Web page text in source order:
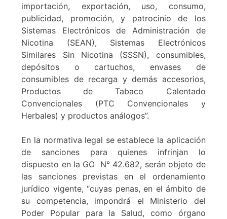
importación, exportación, uso, consumo,
publicidad, promoción, y patrocinio de los
Sistemas Electrónicos de Administración de
Nicotina (SEAN), Sistemas Electrónicos
Similares Sin Nicotina (SSSN), consumibles,
depósitos o cartuchos, envases de
consumibles de recarga y demás accesorios,
Productos de Tabaco Calentado
Convencionales (PTC Convencionales y
Herbales) y productos análogos”.
En la normativa legal se establece la aplicación
de sanciones para quienes infrinjan lo
dispuesto en la GO N° 42.682, serán objeto de
las sanciones previstas en el ordenamiento
jurídico vigente, “cuyas penas, en el ámbito de
su competencia, impondrá el Ministerio del
Poder Popular para la Salud, como órgano